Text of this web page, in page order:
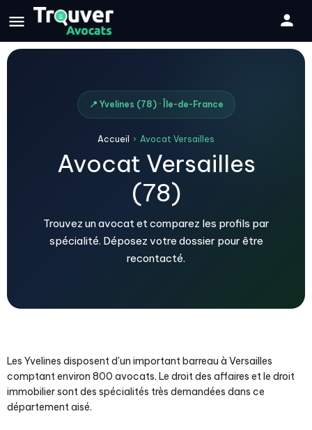
📍 Yvelines (78) · Île-de-France
Accueil › Avocat Versailles
Avocat Versailles
(78)
Trouvez un avocat et comparez les profils par
spécialité. Déposez votre dossier pour être
recontacté.
Les Yvelines disposent d'un important barreau à Versailles
comptant environ 800 avocats. Le droit des affaires et le droit
immobilier sont des spécialités très demandées dans ce
département aisé.